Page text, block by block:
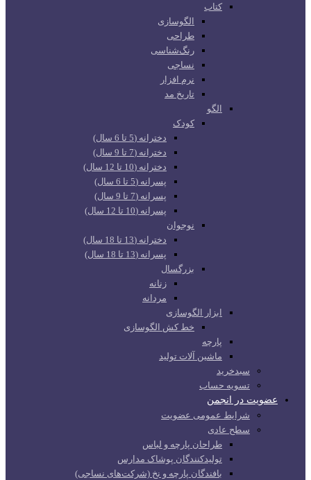
کتاب
الگوسازی
طراحی
رنگ‌شناسی
نساجی
نرم افزار
تاریخ مد
الگو
کودک
دخترانه (5 تا 6 سال)
دخترانه (7 تا 9 سال)
دخترانه (10 تا 12 سال)
پسرانه (5 تا 6 سال)
پسرانه (7 تا 9 سال)
پسرانه (10 تا 12 سال)
نوجوان
دخترانه (13 تا 18 سال)
پسرانه (13 تا 18 سال)
بزرگسال
زنانه
مردانه
ابزار الگوسازی
خط کش الگوسازی
پارچه
ماشین آلات تولید
سبدخرید
تسویه حساب
عضویت در انجمن
شرایط عمومی عضویت
سطح عادی
طراحان پارچه و لباس
تولیدکنندگان پوشاک مدارس
بافندگان پارچه و نخ (شرکت‌های نساجی)